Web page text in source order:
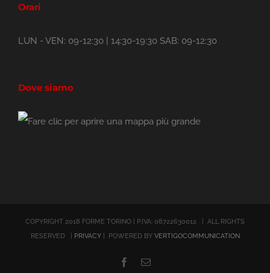
Orari
LUN - VEN: 09-12:30 | 14:30-19:30 SAB: 09-12:30
Dove siamo
COPYRIGHT 2018 FORME TORINO | P.IVA: 08722630012 | ALL RIGHTS
RESERVED |
PRIVACY| POWERED BY VERTIGOCOMMUNICATION
Facebook
Email